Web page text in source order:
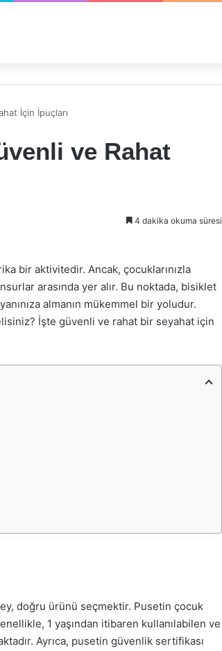
İçin İpuçları
ve Rahat
4 dakika okuma süresi
bir aktivitedir. Ancak, çocuklarınızla
arasında yer alır. Bu noktada, bisiklet
almanın mükemmel bir yoludur.
İşte güvenli ve rahat bir seyahat için
doğru ürünü seçmektir. Pusetin çocuk
1 yaşından itibaren kullanılabilen ve
Ayrıca, pusetin güvenlik sertifikası